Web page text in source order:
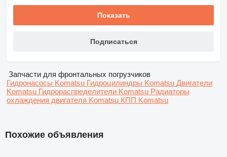
Показать
Подписаться
Запчасти для фронтальных погрузчиков
Гидронасосы Komatsu Гидроцилиндры Komatsu Двигатели
Komatsu Гидрораспределители Komatsu Радиаторы
охлаждения двигателя Komatsu КПП Komatsu
Похожие объявления